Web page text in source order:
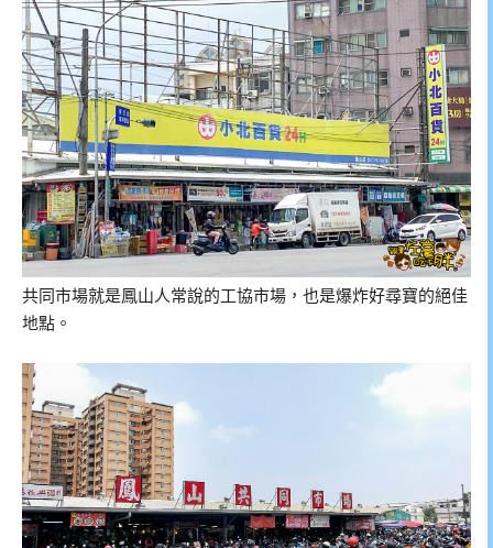
共同市場就是鳳山人常說的工協市場，也是爆炸好尋寶的絕佳
地點。